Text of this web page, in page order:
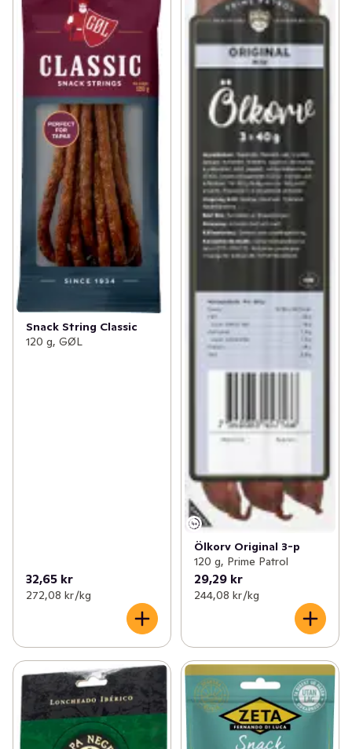
Snack String Classic
120 g, GØL
32,65 kr
272,08 kr /kg
Ölkorv Original 3-p
120 g, Prime Patrol
29,29 kr
244,08 kr /kg